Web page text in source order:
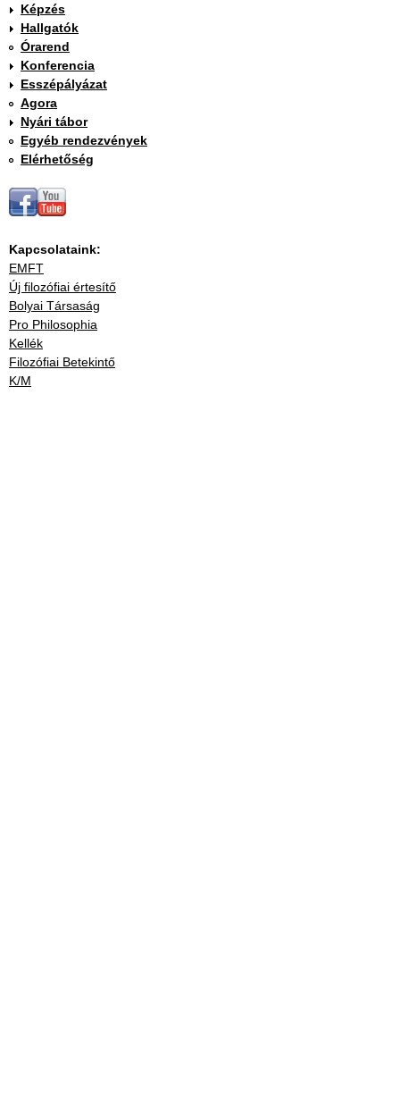
Képzés
Hallgatók
Órarend
Konferencia
Esszépályázat
Agora
Nyári tábor
Egyéb rendezvények
Elérhetőség
Kapcsolataink:
EMFT
Új filozófiai értesítő
Bolyai Társaság
Pro Philosophia
Kellék
Filozófiai Betekintő
K/M